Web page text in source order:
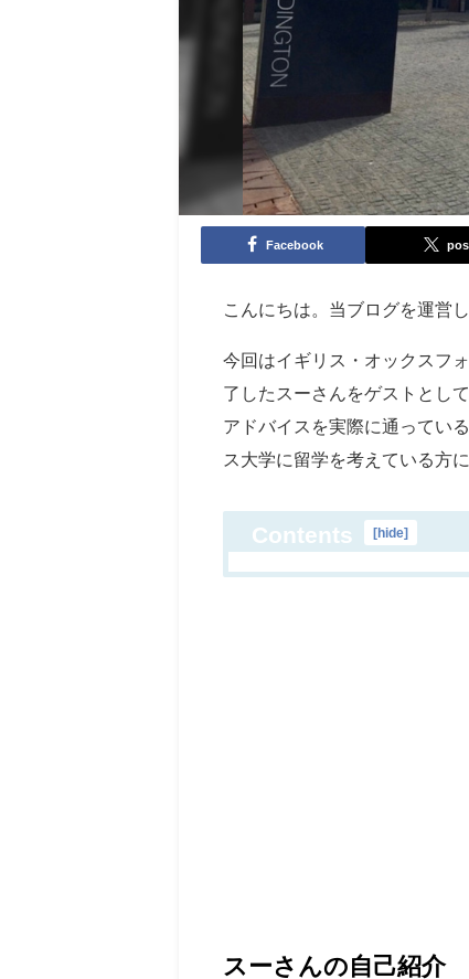
Facebook
こんにちは。当ブログを運営
今回はイギリス・オックスフ
了したスーさんをゲストとし
アドバイスを実際に通ってい
ス大学に留学を考えている方
Contents [hide]
スーさんの自己紹介